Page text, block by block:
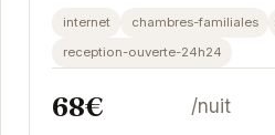
Grenoble. Sa proximité avec
internet chambres-familiales
reception-ouverte-24h24
68€ /nuit